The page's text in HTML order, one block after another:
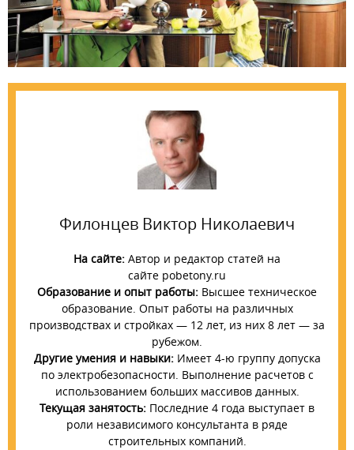
Филонцев Виктор Николаевич
На сайте: Автор и редактор статей на
сайте pobetony.ru
Образование и опыт работы: Высшее техническое
образование. Опыт работы на различных
производствах и стройках — 12 лет, из них 8 лет — за
рубежом.
Другие умения и навыки:Имеет 4-ю группу допуска
по электробезопасности. Выполнение расчетов с
использованием больших массивов данных.
Текущая занятость: Последние 4 года выступает в
роли независимого консультанта в ряде
строительных компаний.